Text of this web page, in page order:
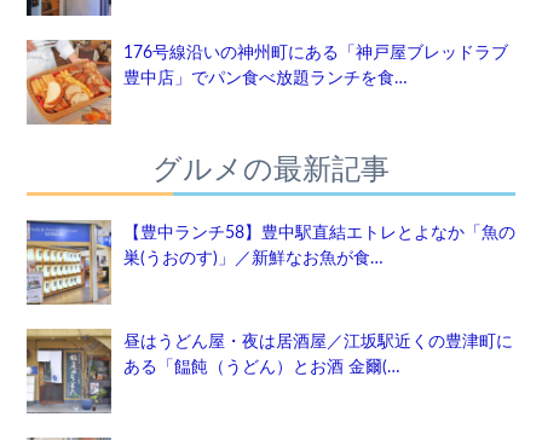
176号線沿いの神州町にある「神戸屋ブレッドラブ
豊中店」でパン食べ放題ランチを食…
グルメの最新記事
【豊中ランチ58】豊中駅直結エトレとよなか「魚の
巣(うおのす)」／新鮮なお魚が食…
昼はうどん屋・夜は居酒屋／江坂駅近くの豊津町に
ある「饂飩（うどん）とお酒 金爾(…